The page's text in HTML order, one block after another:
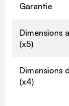
Garantie
Dimensions
(x5)
Dimensions
(x4)